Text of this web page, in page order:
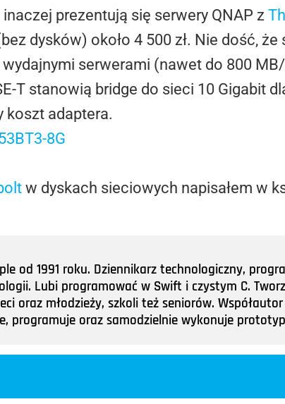
prezentują się serwery QNAP z
dysków) około 4 500 zł. Nie dość,
serwerami (nawet do 800
T stanowią bridge do sieci 10 Gigabit
koszt adaptera.
w dyskach sieciowych napisałem w
od 1991 roku. Dziennikarz technologiczny,
Lubi programować w Swift i czystym C.
oraz młodzieży, szkoli też seniorów.
programuje oraz samodzielnie wykonuje